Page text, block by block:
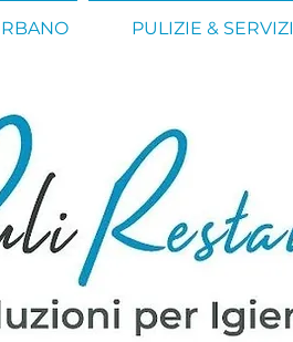
PULIZIE & SERVIZI